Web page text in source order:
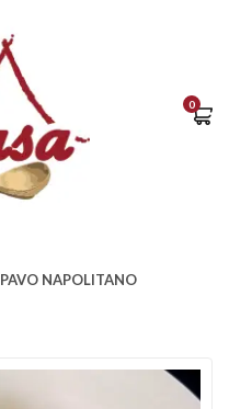
0
PAVO NAPOLITANO